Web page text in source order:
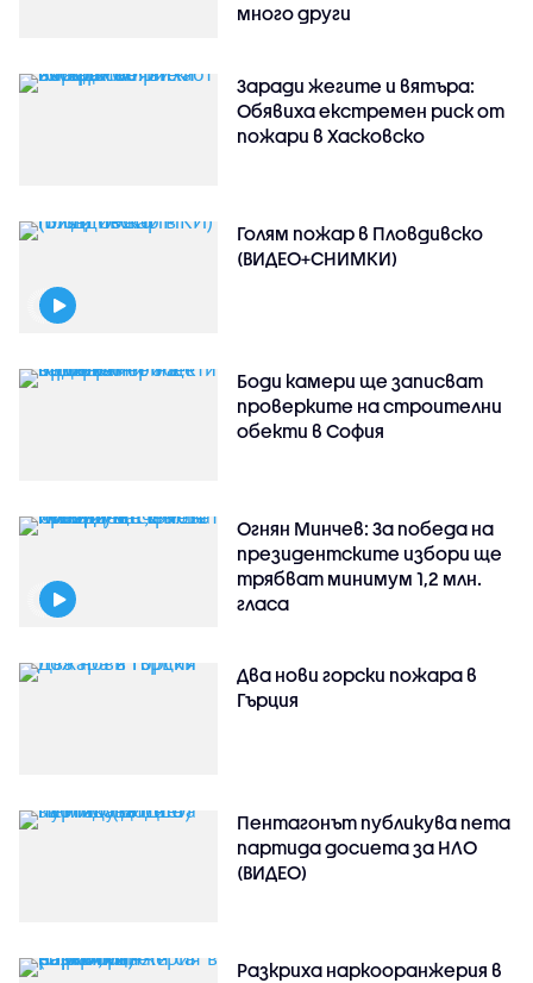
много други
Заради жегите и вятъра:
Обявиха екстремен риск от
пожари в Хасковско
Голям пожар в Пловдивско
(ВИДЕО+СНИМКИ)
Боди камери ще записват
проверките на строителни
обекти в София
Огнян Минчев: За победа на
президентските избори ще
трябват минимум 1,2 млн.
гласа
Два нови горски пожара в
Гърция
Пентагонът публикува пета
партида досиета за НЛО
(ВИДЕО)
Разкриха наркооранжерия в